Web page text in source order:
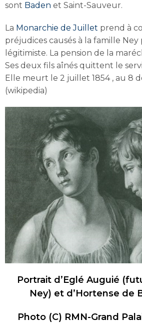
sont Baden et Saint-Sauveur.
La Monarchie de Juillet prend à
préjudices causés à la famille
légitimiste. La pension de la
Ses deux fils aînés quittent le
Elle meurt le 2 juillet 1854 , au 8
(wikipedia)
Portrait d’Eglé Auguié
Ney) et d’Hortense de
Photo (C) RMN-Grand